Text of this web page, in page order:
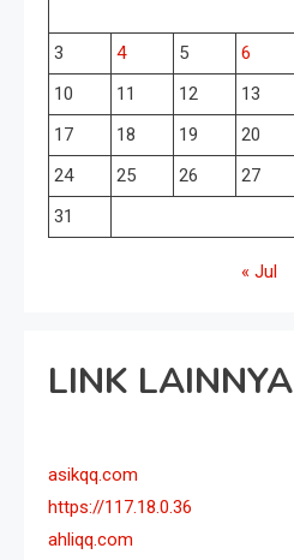
3
4 5 6
10
11 12 13
17
18 19 20
24
25 26 27
31
« Jul
LINK LAINNYA
asikqq.com
https://117.18.0.36
ahliqq.com